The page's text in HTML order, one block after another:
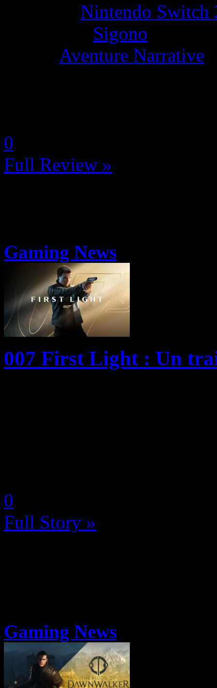
Nintendo Switch
Sigono
Aventure Narrative
0
Full Review »
Gaming News
007 First Light : Un
0
Full Story »
Gaming News